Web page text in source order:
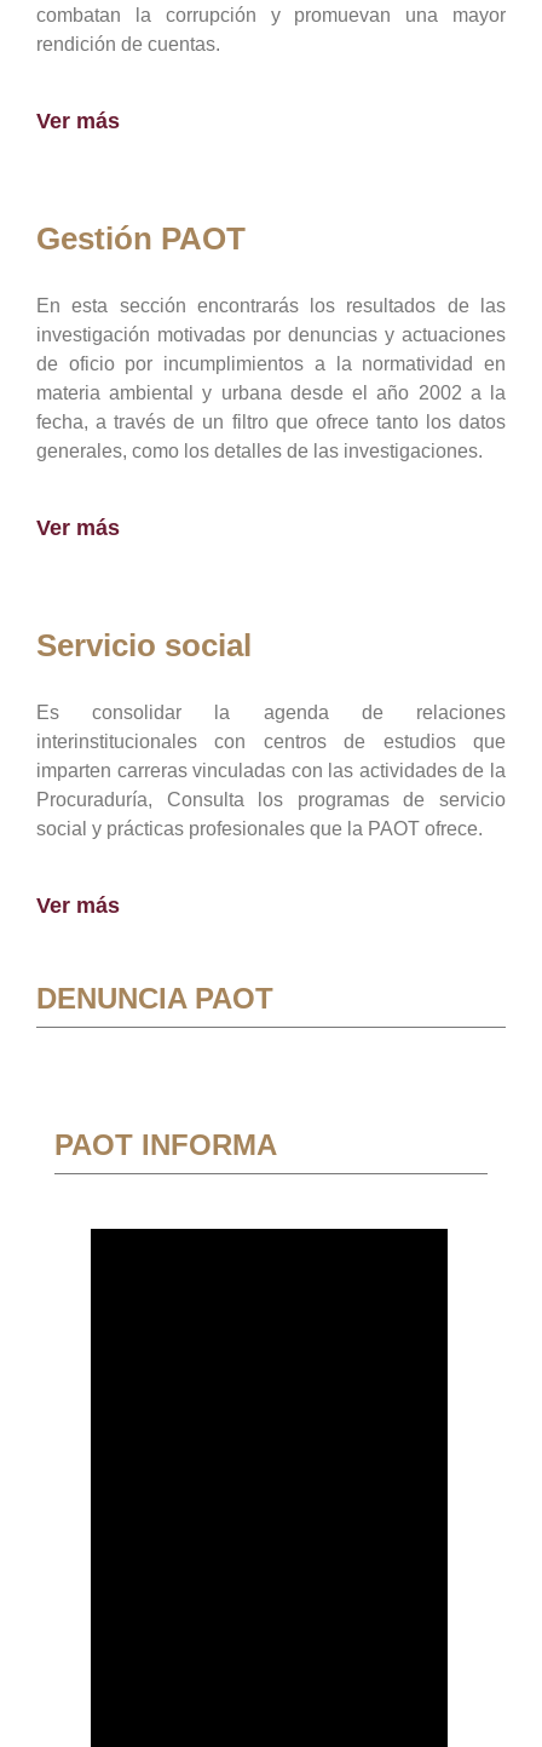
combatan la corrupción y promuevan una mayor
rendición de cuentas.
Ver más
Gestión PAOT
En esta sección encontrarás los resultados de las
investigación motivadas por denuncias y actuaciones
de oficio por incumplimientos a la normatividad en
materia ambiental y urbana desde el año 2002 a la
fecha, a través de un filtro que ofrece tanto los datos
generales, como los detalles de las investigaciones.
Ver más
Servicio social
Es consolidar la agenda de relaciones
interinstitucionales con centros de estudios que
imparten carreras vinculadas con las actividades de la
Procuraduría, Consulta los programas de servicio
social y prácticas profesionales que la PAOT ofrece.
Ver más
DENUNCIA PAOT
PAOT INFORMA